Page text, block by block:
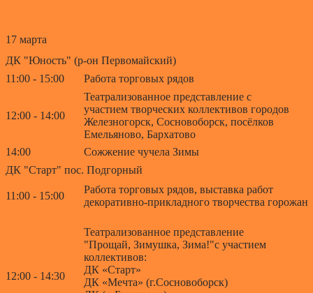
17 марта
ДК "Юность" (р-он Первомайский)
11:00 - 15:00
Работа торговых рядов
12:00 - 14:00
Театрализованное представление с
участием творческих коллективов городов
Железногорск, Сосновоборск, посёлков
Емельяново, Бархатово
14:00
Сожжение чучела Зимы
ДК "Старт" пос. Подгорный
11:00 - 15:00
Работа торговых рядов, выставка работ
декоративно-прикладного творчества горожан
12:00 - 14:30
Театрализованное представление
"Прощай, Зимушка, Зима!"с участием
коллективов:
ДК «Старт»
ДК «Мечта» (г.Сосновоборск)